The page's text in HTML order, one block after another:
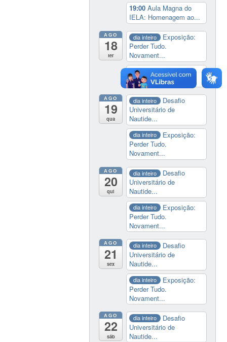
19:00Aula Magna do
IELA: Homenagem ao...
AGO
18
ter
dia inteiro
Exposição:
Perder Tudo.
Novament...
14:00Soberania
tecnológica e digital
AGO
19
qua
dia inteiro
Desafio
Universitário de
Nautide...
dia inteiro
Exposição:
Perder Tudo.
Novament...
AGO
20
qui
dia inteiro
Desafio
Universitário de
Nautide...
dia inteiro
Exposição:
Perder Tudo.
Novament...
AGO
21
sex
dia inteiro
Desafio
Universitário de
Nautide...
dia inteiro
Exposição:
Perder Tudo.
Novament...
AGO
22
sáb
dia inteiro
Desafio
Universitário de
Nautide...